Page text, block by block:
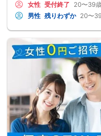
女性 受付終了 20〜39
男性 残りわずか 20〜